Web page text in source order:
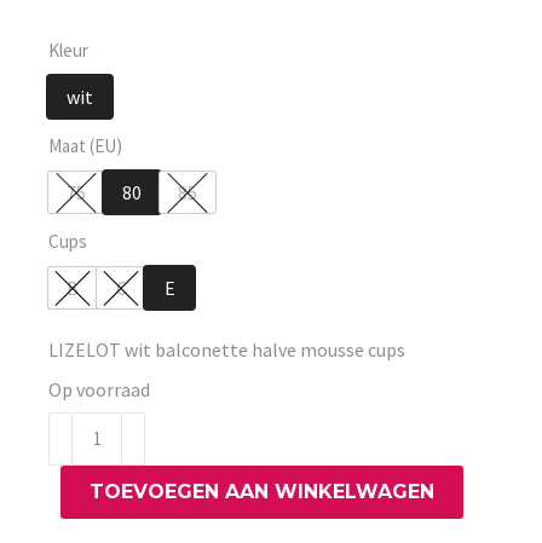
Kleur
wit
Maat (EU)
75 80 85
Cups
B C E
LIZELOT wit balconette halve mousse cups
Op voorraad
LIZELOT
wit
balconette
TOEVOEGEN AAN WINKELWAGEN